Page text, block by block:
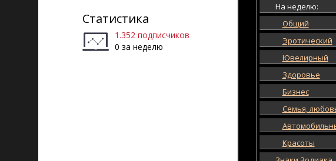
Статистика
1.352 подписчиков
0 за неделю
На неделю:
Общий
Эротический
Ювелирный
Здоровье
Бизнес
Семья,
Красоты